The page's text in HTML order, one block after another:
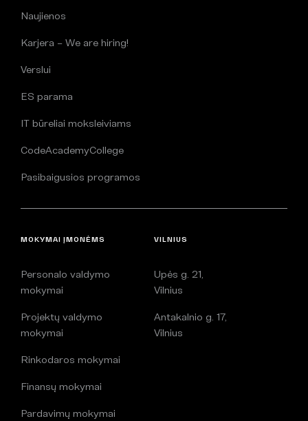
Naujienos
Karjera – We are hiring!
Verslui
ES parama
IT būreliai moksleiviams
CodeAcademyCollege
Pasibaigusios programos
MOKYMAI ĮMONĖMS
Personalo valdymo
mokymai
Projektų valdymo
mokymai
Rinkodaros mokymai
Finansų mokymai
Pardavimų mokymai
VILNIUS
Upės g. 21,
Vilnius
Antakalnio g. 17,
Vilnius